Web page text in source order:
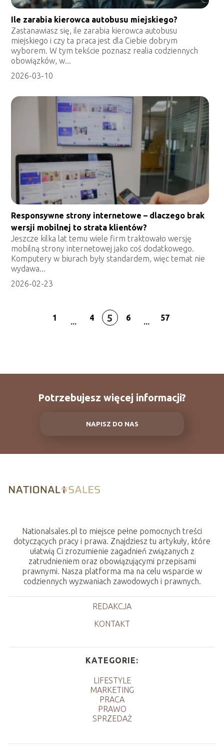
Ile zarabia kierowca autobusu miejskiego?
Zastanawiasz się, ile zarabia kierowca autobusu
miejskiego i czy ta praca jest dla Ciebie dobrym
wyborem. W tym tekście poznasz realia codziennych
obowiązków, w...
2026-03-10
Responsywne strony internetowe – dlaczego brak
wersji mobilnej to strata klientów?
Jeszcze kilka lat temu wiele firm traktowało wersję
mobilną strony internetowej jako coś dodatkowego.
Komputery w biurach były standardem, więc temat nie
wydawa...
2026-02-23
1 ... 4 5 6 ... 57
Potrzebujesz więcej informacji?
NAPISZ DO NAS
Nationalsales.pl to miejsce pełne pomocnych treści
dotyczących pracy i prawa. Znajdziesz tu artykuły, które
ułatwią Ci zrozumienie zagadnień związanych z
zatrudnieniem oraz obowiązującymi przepisami
prawnymi. Nasza platforma ma na celu wsparcie w
codziennych wyzwaniach zawodowych i prawnych.
REDAKCJA
KONTAKT
KATEGORIE:
LIFESTYLE
MARKETING
PRACA
PRAWO
SPRZEDAŻ